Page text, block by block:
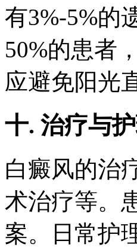
有3%-5%的
50%的患者
应避免阳光
十. 治疗与
白癜风的治
术治疗等。
案。日常护